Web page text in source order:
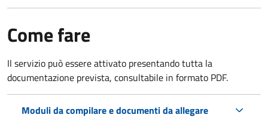
Come fare
Il servizio può essere attivato presentando tutta la
documentazione prevista, consultabile in formato PDF.
Moduli da compilare e documenti da allegare